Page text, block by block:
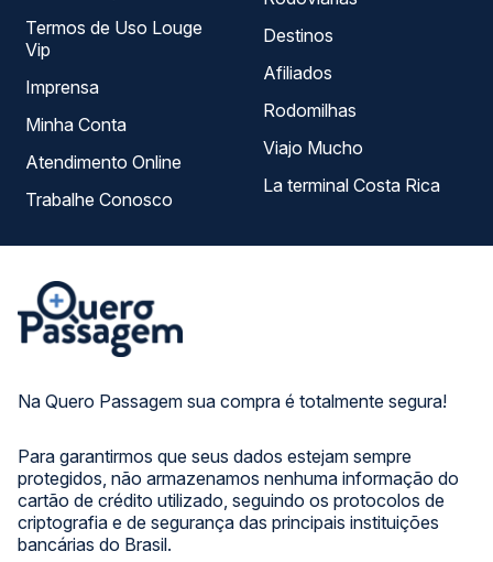
Na Quero Passagem sua compra é totalmente segura!
Para garantirmos que seus dados estejam sempre
protegidos, não armazenamos nenhuma informação do
cartão de crédito utilizado, seguindo os protocolos de
criptografia e de segurança das principais instituições
bancárias do Brasil.
Termos de Uso Louge
Vip
Imprensa
Minha Conta
Atendimento Online
Trabalhe Conosco
Destinos
Afiliados
Rodomilhas
Viajo Mucho
La terminal Costa Rica